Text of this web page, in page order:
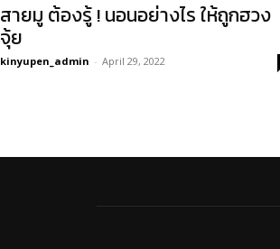
สายมู ต้องรู้ ! นอนอย่างไร ให้ถูกฮวง
จุ้ย
kinyupen_admin - April 29, 2022